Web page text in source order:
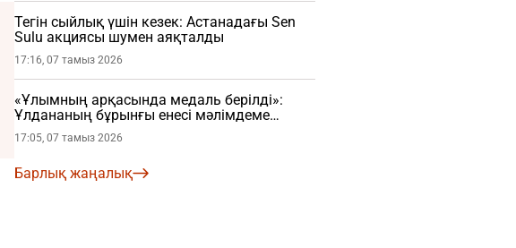
Тегін сыйлық үшін кезек: Астанадағы Sen
Sulu акциясы шумен аяқталды
17:16, 07 тамыз 2026
«Ұлымның арқасында медаль берілді»:
Ұлдананың бұрынғы енесі мәлімдеме
жасады (ВИДЕО)
17:05, 07 тамыз 2026
Барлық жаңалық